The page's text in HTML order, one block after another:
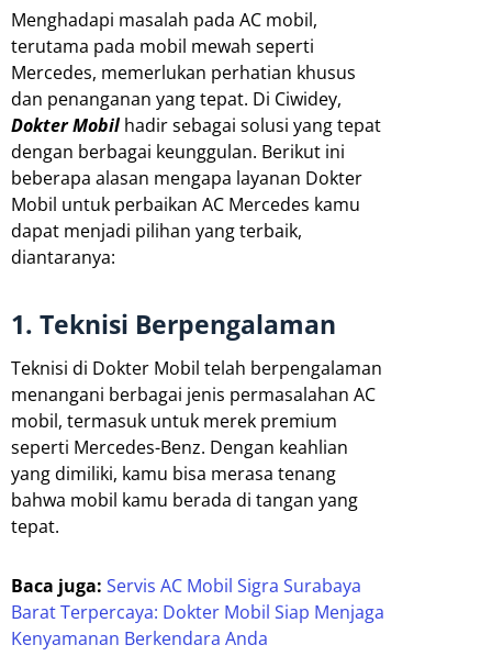
Menghadapi masalah pada AC mobil,
terutama pada mobil mewah seperti
Mercedes, memerlukan perhatian khusus
dan penanganan yang tepat. Di Ciwidey,
Dokter Mobilhadir sebagai solusi yang tepat
dengan berbagai keunggulan. Berikut ini
beberapa alasan mengapa layanan Dokter
Mobil untuk perbaikan AC Mercedes kamu
dapat menjadi pilihan yang terbaik,
diantaranya:
1. Teknisi Berpengalaman
Teknisi di Dokter Mobil telah berpengalaman
menangani berbagai jenis permasalahan AC
mobil, termasuk untuk merek premium
seperti Mercedes-Benz. Dengan keahlian
yang dimiliki, kamu bisa merasa tenang
bahwa mobil kamu berada di tangan yang
tepat.
Baca juga: Servis AC Mobil Sigra Surabaya
Barat Terpercaya: Dokter Mobil Siap Menjaga
Kenyamanan Berkendara Anda